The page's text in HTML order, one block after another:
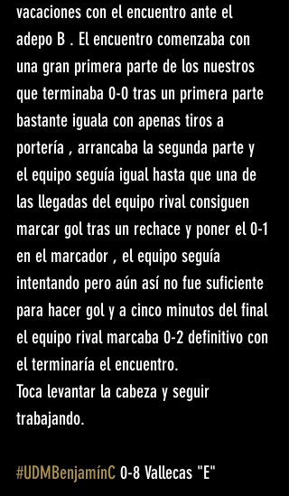
vacaciones con el encuentro ante el
adepo B . El encuentro comenzaba con
una gran primera parte de los nuestros
que terminaba 0-0 tras un primera parte
bastante iguala con apenas tiros a
portería , arrancaba la segunda parte y
el equipo seguía igual hasta que una de
las llegadas del equipo rival consiguen
marcar gol tras un rechace y poner el 0-1
en el marcador , el equipo seguía
intentando pero aún así no fue suficiente
para hacer gol y a cinco minutos del final
el equipo rival marcaba 0-2 definitivo con
el terminaría el encuentro.
Toca levantar la cabeza y seguir
trabajando.
#UDMBenjamínC 0-8 Vallecas "E"